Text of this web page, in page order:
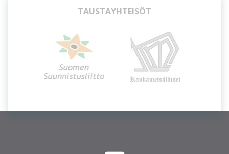
OSUUSISÄNNÄT